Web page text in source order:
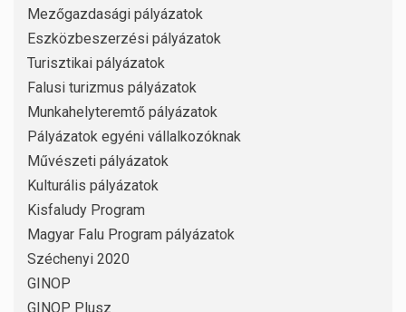
Mezőgazdasági pályázatok
Eszközbeszerzési pályázatok
Turisztikai pályázatok
Falusi turizmus pályázatok
Munkahelyteremtő pályázatok
Pályázatok egyéni vállalkozóknak
Művészeti pályázatok
Kulturális pályázatok
Kisfaludy Program
Magyar Falu Program pályázatok
Széchenyi 2020
GINOP
GINOP Plusz